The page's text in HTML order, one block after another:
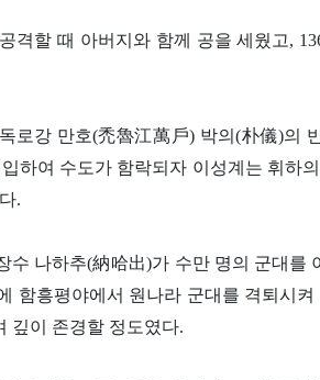
격할 때 아버지와 함께 공을 세웠고,
로강 만호(禿魯江萬戶) 박의(朴儀)의
하여 수도가 함락되자 이성계는 휘하
.
나하추(納哈出)가 수만 명의 군대를
함흥평야에서 원나라 군대를 격퇴시
깊이 존경할 정도였다.